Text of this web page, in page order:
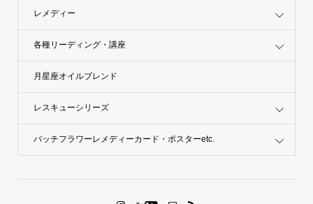
レメディー
各種リーディング・講座
月星座オイルブレンド
レスキューシリーズ
バッチフラワーレメディーカード・ポスターetc.